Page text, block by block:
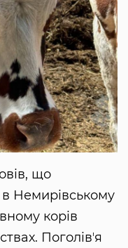
що
Немирівському
корів
Поголівʼя